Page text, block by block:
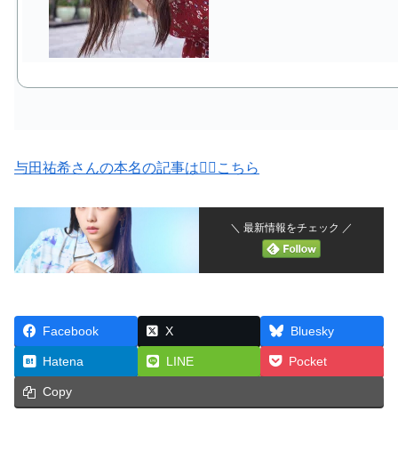
与田祐希さんの本名の記事は💁‍♀️こちら
＼ 最新情報をチェック ／
Facebook X Bluesky
Hatena LINE Pocket
Copy